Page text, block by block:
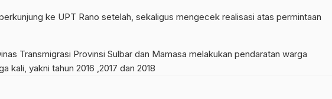
ke UPT Rano setelah, sekaligus mengecek realisasi atas permintaan
Transmigrasi Provinsi Sulbar dan Mamasa melakukan pendaratan warga
kali, yakni tahun 2016 ,2017 dan 2018